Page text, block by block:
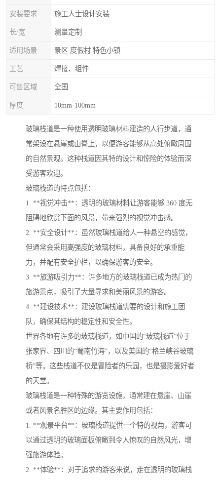
安装要求 施工人士设计安装
长/宽 测量定制
适用场景 景区 度假村 特色小镇
工艺 焊接、组件
可售区域 全国
厚度 10mm-100mm
玻璃栈道是一种使用透明玻璃材料建造的人行步道，通
常架设在悬崖或山脊上，以便游客能够从高处俯瞰周围
的自然景观。这种栈道因其特的设计和惊险的体验而深
受游客欢迎。
玻璃栈道的特点包括：
1. **视觉冲击**：透明的玻璃材料让游客能够 360 度无
阻碍地欣赏下面的风景，带来强烈的视觉冲击感。
2. **安全设计**：虽然玻璃栈道给人一种悬空的感觉，
但通常会采用高强度的玻璃材料，具备良好的承重能
力，并配有安全护栏，以确保游客的安全。
3. **旅游吸引力**：许多地方的玻璃栈道已成为热门的
旅游景点，吸引了大量寻求和美丽风景的游客。
4. **建设技术**：建设玻璃栈道需要的设计和施工团
队，确保其结构的稳定性和安全性。
世界各地有许多的玻璃栈道，如中国的“玻璃栈道”位于
张家界、四川的“蜀南竹海”，以及美国的“格兰峡谷玻璃
桥”等。这些栈道不仅是冒险者的乐园，也是摄影爱好者
的天堂。
玻璃栈道是一种特殊的游览设施，通常建在悬崖、山崖
或者风景名胜区的边缘。其主要作用包括：
1. **观景平台**：玻璃栈道提供一个特的视角，游客可
以通过透明的玻璃面板俯瞰到令人惊叹的自然风光，增
强旅游体验。
2. **体验**：对于追求的游客来说，走在透明的玻璃栈